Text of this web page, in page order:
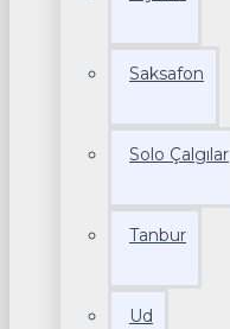
Saksafon
Solo Çalgılar
Tanbur
Ud